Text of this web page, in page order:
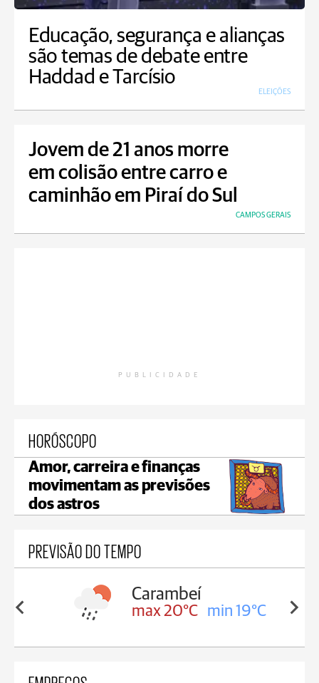
Educação, segurança e alianças
são temas de debate entre
Haddad e Tarcísio
ELEIÇÕES
Jovem de 21 anos morre
em colisão entre carro e
caminhão em Piraí do Sul
CAMPOS GERAIS
PUBLICIDADE
HORÓSCOPO
Amor, carreira e finanças
movimentam as previsões
dos astros
PREVISÃO DO TEMPO
19°C
Carambeí
max 20°C min 19°C